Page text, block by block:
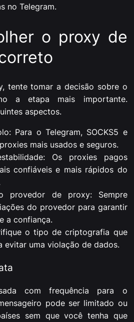
no Telegram.
o proxy de
tente tomar a decisão sobre o
a etapa mais importante.
aspectos.
Para o Telegram, SOCKS5 e
mais usados e seguros.
Os proxies pagos
confiáveis e mais rápidos do
provedor de proxy: Sempre
do provedor para garantir
a confiança.
o tipo de criptografia que
evitar uma violação de dados.
com frequência para o
pode ser limitado ou
sem que você tenha que